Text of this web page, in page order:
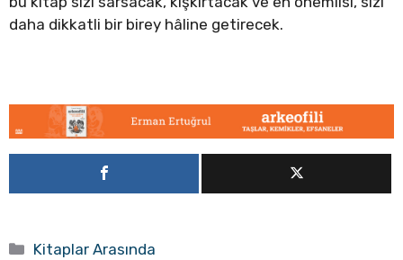
daha dikkatli bir birey hâline getirecek.
Kategoriler
Kitaplar Arasında